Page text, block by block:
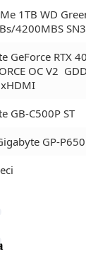
1TB WD
4200MBS
GeForce RTX
OC V2
GB-C500P ST
GP-